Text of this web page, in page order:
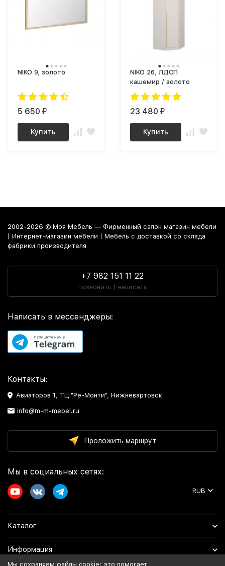
NIKO 9, золото
5 650 ₽
Купить
NIKO 26, ЛДСП
кашемир / золото
23 480 ₽
Купить
2002-2026 © Моя Мебель — Фирменный салон магазин мебели
| Интернет-магазин мебели | Мебель с доставкой со склада
фабрики производителя
+7 982 151 11 22
позвонить | написать
Написать в мессенджеры:
Контакты:
Авиаторов 1, ТЦ "Ре-Монти", Нижневартовск
info@m-m-mebel.ru
Проложить маршрут
Мы в социальных сетях:
RUB
Каталог
Информация
Мы сохраняем файлы cookie: это помогает